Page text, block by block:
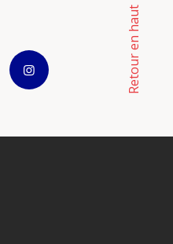
Retour en haut